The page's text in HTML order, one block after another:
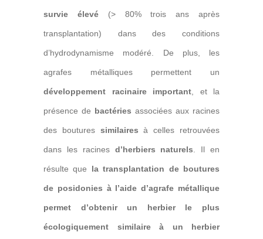
survie élevé(> 80% trois ans après
transplantation) dans des conditions
d’hydrodynamisme modéré. De plus, les
agrafes métalliques permettent un
développement racinaire important , et la
présence de bactéries associées aux racines
des boutures similaires à celles retrouvées
dans les racines d’herbiers naturels . Il en
résulte que la transplantation de boutures
de posidonies à l’aide d’agrafe métallique
permet d’obtenir un herbier le plus
écologiquement similaire à un herbier